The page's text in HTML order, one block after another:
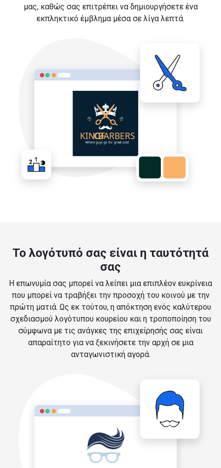
μας, καθώς σας επιτρέπει να δημιουργήσετε ένα
εκπληκτικό έμβλημα μέσα σε λίγα λεπτά.
Το λογότυπό σας είναι η ταυτότητά
σας
Η επωνυμία σας μπορεί να λείπει μια επιπλέον ευκρίνεια
που μπορεί να τραβήξει την προσοχή του κοινού με την
πρώτη ματιά. Ως εκ τούτου, η απόκτηση ενός καλύτερου
σχεδιασμού λογότυπου κουρείου και η τροποποίηση του
σύμφωνα με τις ανάγκες της επιχείρησής σας είναι
απαραίτητο για να ξεκινήσετε την αρχή σε μια
ανταγωνιστική αγορά.